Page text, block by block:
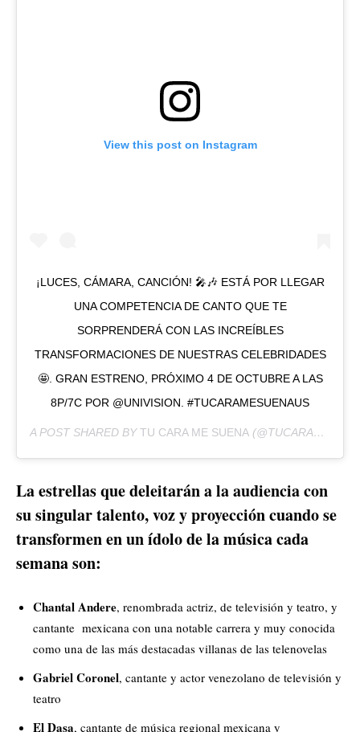
View this post on Instagram
¡LUCES, CÁMARA, CANCIÓN! 🎤🎶 ESTÁ POR LLEGAR
UNA COMPETENCIA DE CANTO QUE TE
SORPRENDERÁ CON LAS INCREÍBLES
TRANSFORMACIONES DE NUESTRAS CELEBRIDADES
🤩. GRAN ESTRENO, PRÓXIMO 4 DE OCTUBRE A LAS
8P/7C POR @UNIVISION. #TUCARAMESUENAUS
A POST SHARED BYTU CARA ME SUENA (@TUCARAMESUENAUS) ON
La estrellas que deleitarán a la audiencia con
su singular talento, voz y proyección cuando se
transformen en un ídolo de la música cada
semana son:
Chantal Andere, renombrada actriz, de televisión y teatro, y
cantante mexicana con una notable carrera y muy conocida
como una de las más destacadas villanas de las telenovelas
Gabriel Coronel, cantante y actor venezolano de televisión y
teatro
El Dasa, cantante de música regional mexicana y